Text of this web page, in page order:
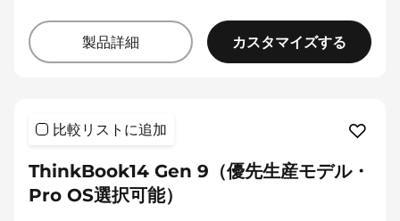
製品詳細 カスタマイズする
比較リストに追加
ThinkBook14 Gen 9（優先生産モデル・
Pro OS選択可能）